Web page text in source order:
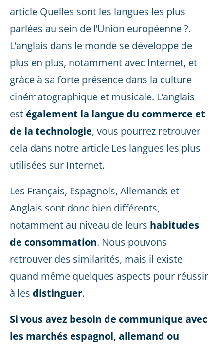
article Quelles sont les langues les plus
parlées au sein de l’Union européenne ?.
L’anglais dans le monde se développe de
plus en plus, notamment avec Internet, et
grâce à sa forte présence dans la culture
cinématographique et musicale. L’anglais
est également la langue du commerce et
de la technologie, vous pourrez retrouver
cela dans notre article Les langues les plus
utilisées sur Internet.
Les Français, Espagnols, Allemands et
Anglais sont donc bien différents,
notamment au niveau de leurs habitudes
de consommation. Nous pouvons
retrouver des similarités, mais il existe
quand même quelques aspects pour réussir
à les distinguer.
Si vous avez besoin de communique avec
les marchés espagnol, allemand ou